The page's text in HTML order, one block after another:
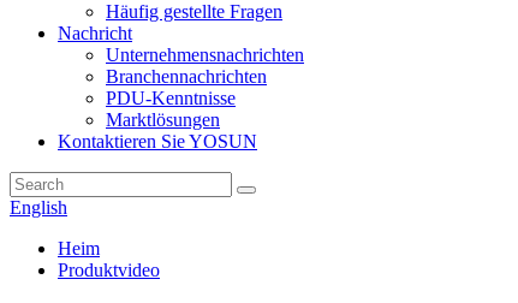
Häufig gestellte Fragen
Nachricht
Unternehmensnachrichten
Branchennachrichten
PDU-Kenntnisse
Marktlösungen
Kontaktieren Sie YOSUN
English
Heim
Produktvideo